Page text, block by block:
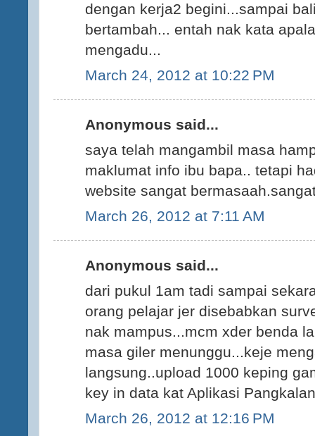
dengan kerja2 begini...sampai
bertambah... entah nak kata
mengadu...
March 24, 2012 at 10:22 PM
Anonymous said...
saya telah mangambil masa
maklumat info ibu bapa.. tetapi
website sangat
March 26, 2012 at 7:11 AM
Anonymous said...
dari pukul 1am tadi sampai
orang pelajar jer disebabkan
nak mampus...mcm xder benda
masa giler menunggu...keje
langsung..upload 1000 keping
key in data kat Aplikasi
March 26, 2012 at 12:16 PM